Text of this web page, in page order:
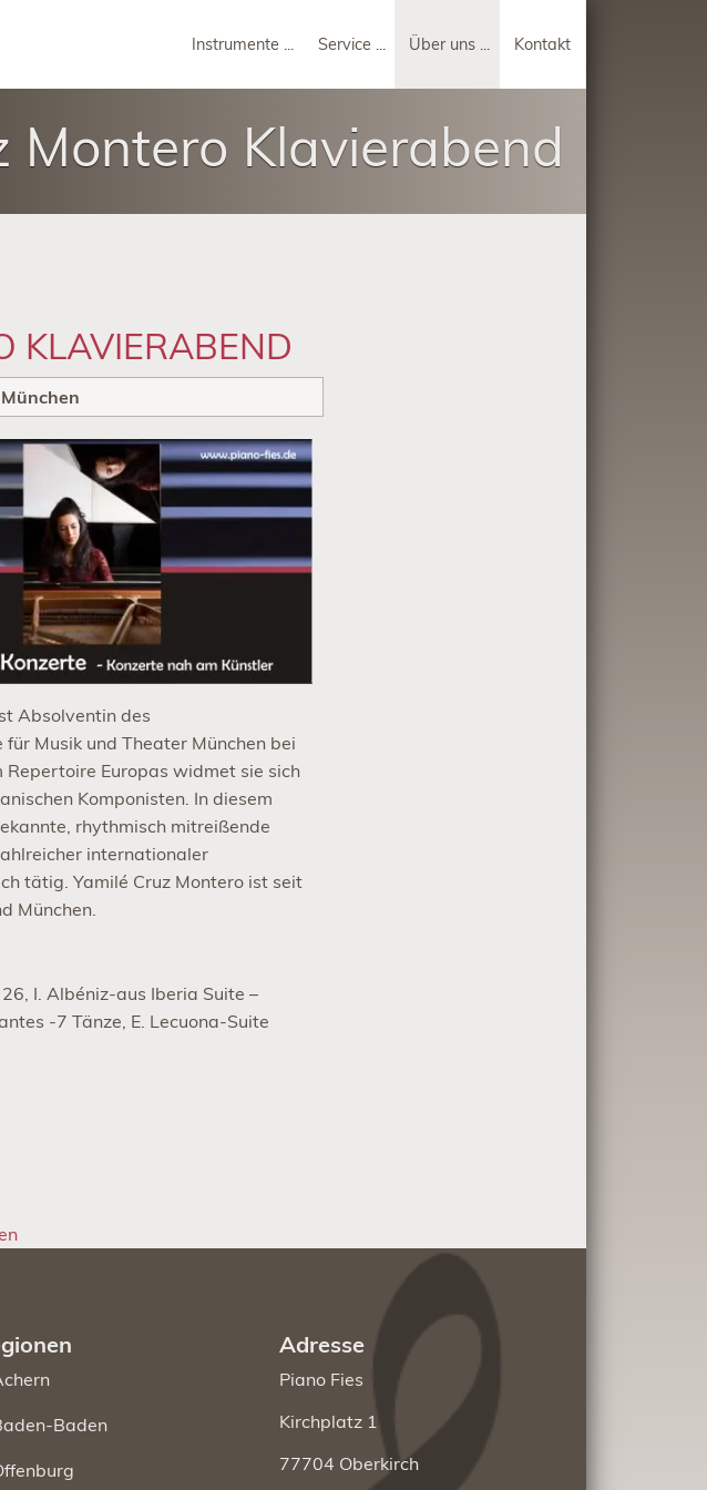
Instrumente Service Über uns Kontakt
Montero Klavierabend
KLAVIERABEND
Absolventin des
Musik und Theater München bei
Europas widmet sie sich
Komponisten. In diesem
rhythmisch mitreißende
internationaler
tätig. Yamilé Cruz Montero ist seit
München.
I. Albéniz-aus Iberia Suite –
-7 Tänze, E. Lecuona-Suite
Baden
Adresse
Piano Fies
Kirchplatz 1
77704 Oberkirch